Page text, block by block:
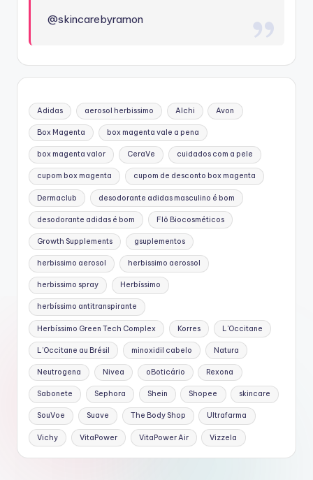
@skincarebyramon
Adidas aerosol herbissimo Alchi Avon
Box Magenta box magenta vale a pena
box magenta valor CeraVe cuidados com a pele
cupom box magenta cupom de desconto box magenta
Dermaclub desodorante adidas masculino é bom
desodorante adidas é bom Flô Biocosméticos
Growth Supplements gsuplementos
herbissimo aerosol herbissimo aerossol
herbissimo spray Herbíssimo
herbíssimo antitranspirante
Herbíssimo Green Tech Complex Korres L'Occitane
L’Occitane au Brésil minoxidil cabelo Natura
Neutrogena Nivea oBoticário Rexona
Sabonete Sephora Shein Shopee skincare
SouVoe Suave The Body Shop Ultrafarma
Vichy VitaPower VitaPower Air Vizzela